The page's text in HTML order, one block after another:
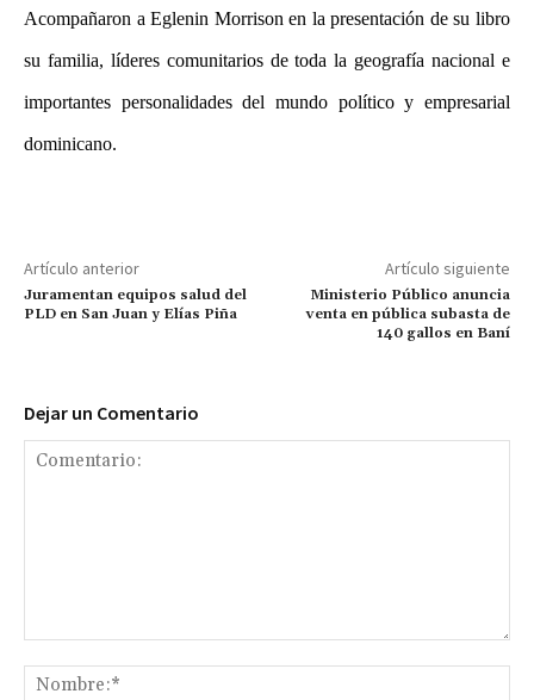
Acompañaron a Eglenin Morrison en la presentación de su libro
su familia, líderes comunitarios de toda la geografía nacional e
importantes personalidades del mundo político y empresarial
dominicano.
Artículo anterior
Juramentan equipos salud del
PLD en San Juan y Elías Piña
Artículo siguiente
Ministerio Público anuncia
venta en pública subasta de
140 gallos en Baní
Dejar un Comentario